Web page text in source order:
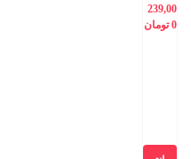
239,00
0 تومان